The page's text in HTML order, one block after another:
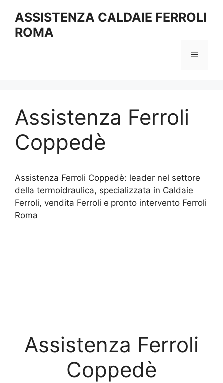
contenuto
ASSISTENZA CALDAIE FERROLI
ROMA
Menu
Assistenza Ferroli
Coppedè
Assistenza Ferroli Coppedè: leader nel settore
della termoidraulica, specializzata in Caldaie
Ferroli, vendita Ferroli e pronto intervento Ferroli
Roma
Assistenza Ferroli
Coppedè